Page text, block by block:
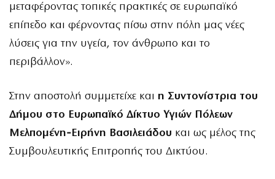
μεταφέροντας τοπικές πρακτικές σε ευρωπαϊκό
επίπεδο και φέρνοντας πίσω στην πόλη μας νέες
λύσεις για την υγεία, τον άνθρωπο και το
περιβάλλον».
Στην αποστολή συμμετείχε και η Συντονίστρια του
Δήμου στο Ευρωπαϊκό Δίκτυο Υγιών Πόλεων
Μελπομένη‑Ειρήνη Βασιλειάδου και ως μέλος της
Συμβουλευτικής Επιτροπής του Δικτύου.